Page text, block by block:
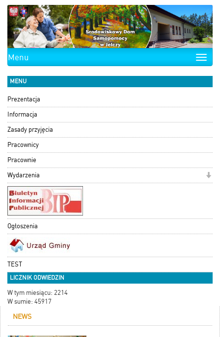
Toggle
Menu
MENU
Prezentacja
Informacja
Zasady przyjęcia
Pracownicy
Pracownie
Wydarzenia
Ogłoszenia
TEST
LICZNIK ODWIEDZIN
W tym miesiącu: 2214
W sumie: 45917
NEWS